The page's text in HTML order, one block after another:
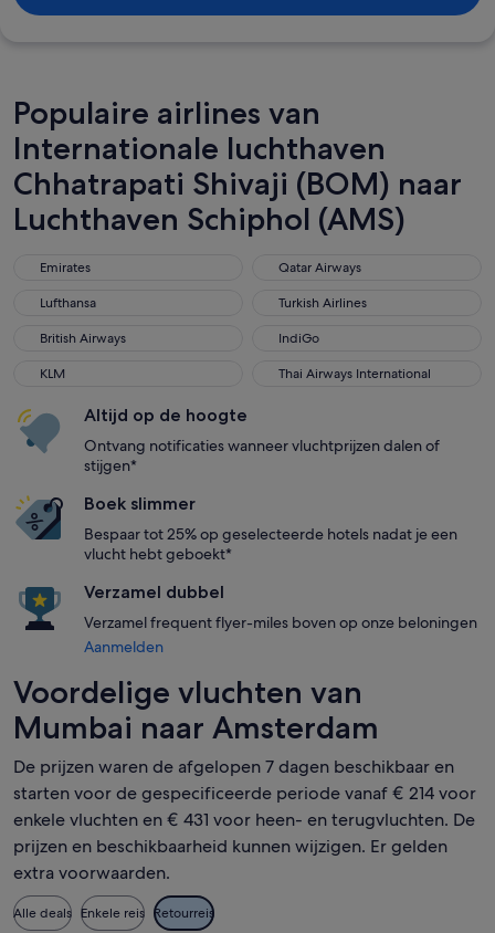
Populaire airlines van
Internationale luchthaven
Chhatrapati Shivaji (BOM) naar
Luchthaven Schiphol (AMS)
Emirates
Emirates Qatar Airways
Qatar Airways
Lufthansa
Lufthansa Turkish Airlines
Turkish Airlines
British Airways
British Airways IndiGo
IndiGo
KLM
KLM Thai Airways International
Thai Airways International
Altijd op de hoogte
Ontvang notificaties wanneer vluchtprijzen dalen of
stijgen*
Boek slimmer
Bespaar tot 25% op geselecteerde hotels nadat je een
vlucht hebt geboekt*
Verzamel dubbel
Verzamel frequent flyer-miles boven op onze beloningen
Aanmelden
Voordelige vluchten van
Mumbai naar Amsterdam
De prijzen waren de afgelopen 7 dagen beschikbaar en
starten voor de gespecificeerde periode vanaf € 214 voor
enkele vluchten en € 431 voor heen- en terugvluchten. De
prijzen en beschikbaarheid kunnen wijzigen. Er gelden
extra voorwaarden.
Alle deals Enkele reis Retourreis